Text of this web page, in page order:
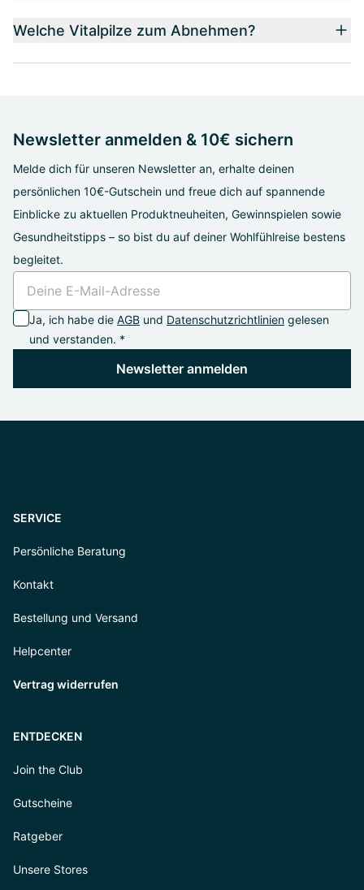
Welche Vitalpilze zum Abnehmen?
Newsletter anmelden & 10€ sichern
Melde dich für unseren Newsletter an, erhalte deinen
persönlichen 10€-Gutschein und freue dich auf spannende
Einblicke zu aktuellen Produktneuheiten, Gewinnspielen sowie
Gesundheitstipps – so bist du auf deiner Wohlfühlreise bestens
begleitet.
Ja, ich habe die AGB und Datenschutzrichtlinien gelesen
und verstanden. *
Newsletter anmelden
SERVICE
Persönliche Beratung
Kontakt
Bestellung und Versand
Helpcenter
Vertrag widerrufen
ENTDECKEN
Join the Club
Gutscheine
Ratgeber
Unsere Stores